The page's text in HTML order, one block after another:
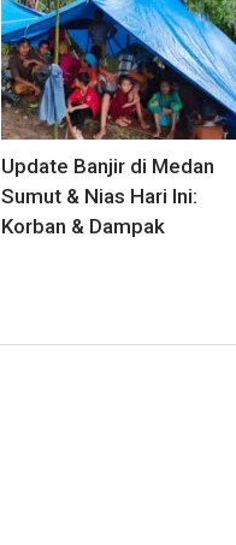
Update Banjir di Medan
Sumut & Nias Hari Ini:
Korban & Dampak